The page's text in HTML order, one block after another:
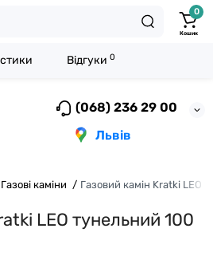
(068) 236 29 00
Львів
0
Кошик
Газові каміни Газовий камін Kratki LEO
LEO тунельний 100
Відгуки 0